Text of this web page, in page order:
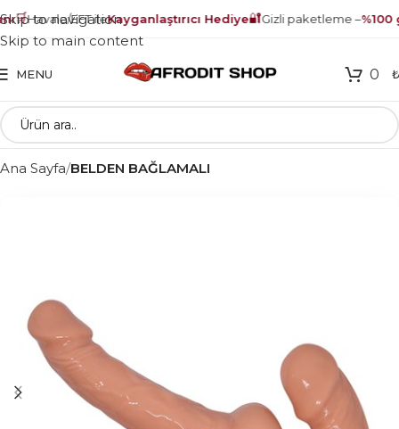
🛒Havale/EFT ileKayganlaştırıcı Hediye🔐Gizli paketleme –%100
Skip to navigation
Skip to main content
MENU 0 ₺
Ana Sayfa BELDEN BAĞLAMALI